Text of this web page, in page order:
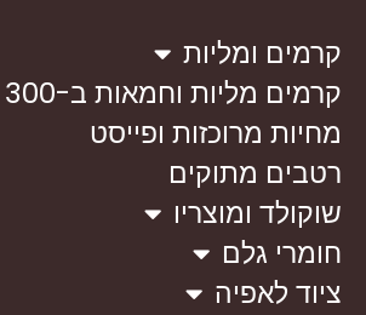
קרמים ומליות
קרמים מליות וחמאות ב-300 גרם
מחיות מרוכזות ופייסט
רטבים מתוקים
שוקולד ומוצריו
חומרי גלם
ציוד לאפיה